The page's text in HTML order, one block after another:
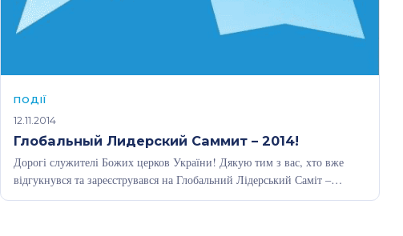
ПОДІЇ
12.11.2014
Глобальный Лидерский Саммит – 2014!
Дорогі служителі Божих церков України! Дякую тим з вас, хто вже
відгукнувся та зареєструвався на Глобальний Лідерський Саміт –
2014!…